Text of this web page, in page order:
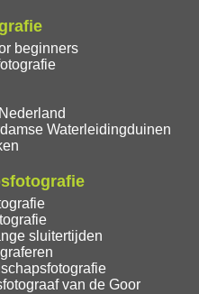
beginners
Waterleidingduinen
sluitertijden
van de Goor